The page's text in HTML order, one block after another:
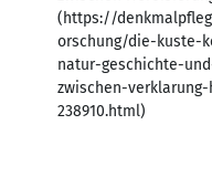
(https://
orschung/die-kuste-
natur-geschichte-
zwischen-
238910.html)